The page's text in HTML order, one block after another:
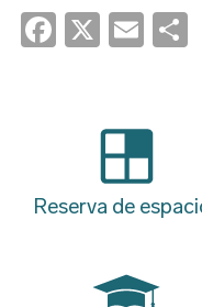
Facebook
X
Reserva de